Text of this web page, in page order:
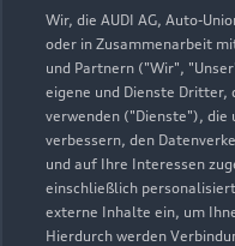
Wir, die AUDI AG, Auto-
oder in Zusammenarbeit
und Partnern ("Wir",
eigene und Dienste Dritter,
verwenden ("Dienste"), die
verbessern, den
und auf Ihre Interessen
einschließlich
externe Inhalte ein, um
Hierdurch werden
02381 90100
info@julius-
Kontaktdaten